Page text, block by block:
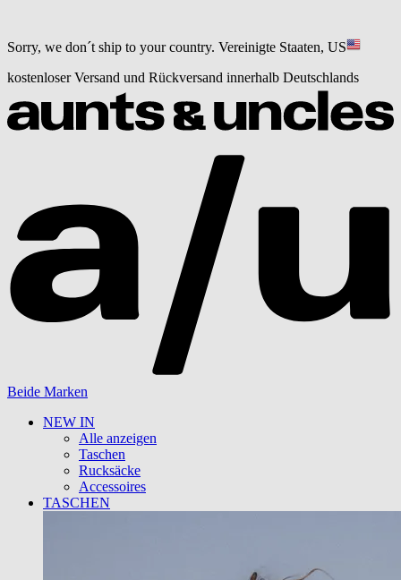
Sorry, we don´t ship to your country. Vereinigte Staaten, US
kostenloser Versand und Rückversand innerhalb Deutschlands
Beide Marken
NEW IN
Alle anzeigen
Taschen
Rucksäcke
Accessoires
TASCHEN